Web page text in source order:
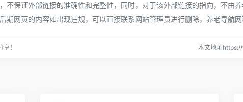
不保证外部链接的准确性和完整性，同时，对于该外部链接的指向，不由
期网页的内容如出现违规，可以直接联系网站管理员进行删除，养老导航网
！ 本文地址